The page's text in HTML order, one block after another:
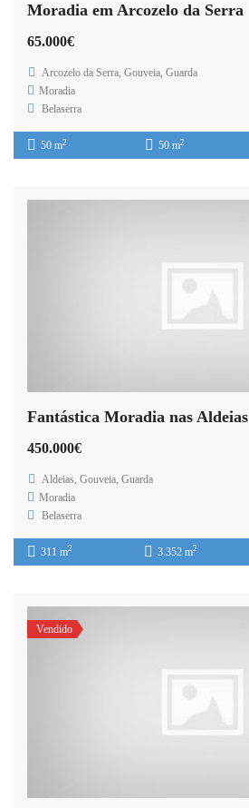
Moradia em Arcozelo da Serra
65.000€
Arcozelo da Serra, Gouveia, Guarda
Moradia
Belaserra
50 m2 50 m2
Fantástica Moradia nas Aldeias
450.000€
Aldeias, Gouveia, Guarda
Moradia
Belaserra
311 m2 3.352 m2
Vendido